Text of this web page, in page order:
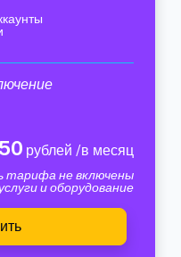
рублей /в месяц
тарифа не включены
и оборудование